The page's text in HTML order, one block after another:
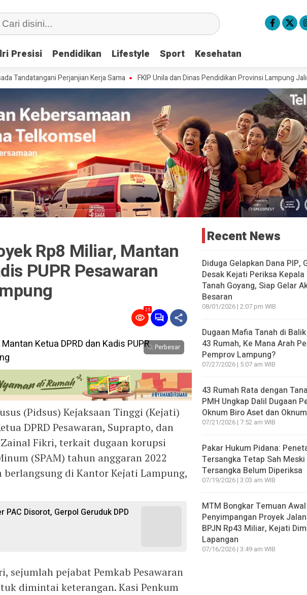
Presisi Pendidikan Lifestyle Sport Kesehatan
Presisi Pendidikan Lifestyle Sport Kesehatan
Perjanjian Kerja Sama FKIP Unila dan Dinas Pendidikan Provinsi Lampung Jalin Kerja
Rp8 Miliar, Mantan
PUPR Pesawaran
25
Perbesar
(Pidsus) Kejaksaan Tinggi (Kejati)
DPRD Pesawaran, Suprapto, dan
Zainal Fikri, terkait dugaan korupsi
(SPAM) tahun anggaran 2022
berlangsung di Kantor Kejati Lampung,
PAC Disorot, Gerpol Geruduk DPD
sejumlah pejabat Pemkab Pesawaran
dimintai keterangan. Kasi Penkum
Recent News
Diduga Gelapkan Dana PIP,
Desak Kejati Periksa Kepala
Tanah Goyang, Siap Gelar
Besaran
08/01/2026 | 2:07 pm WIB
Dugaan Mafia Tanah di
43 Rumah, Ke Mana Arah
Pemprov Lampung?
07/27/2026 | 5:07 am WIB
43 Rumah Rata dengan
PMH Ungkap Dalil Dugaan
Oknum Biro Aset dan
07/21/2026 | 7:52 am WIB
Pakar Hukum Pidana:
Tersangka Tetap Sah Meski
Tersangka Belum Diperiksa
07/19/2026 | 3:03 am WIB
MTM Bongkar Temuan
Penyimpangan Proyek
BPJN Rp43 Miliar, Kejati
Lapangan
07/16/2026 | 3:49 am WIB